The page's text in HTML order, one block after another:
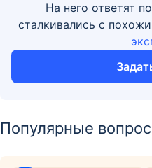
На него ответят
сталкивались с
Популярные